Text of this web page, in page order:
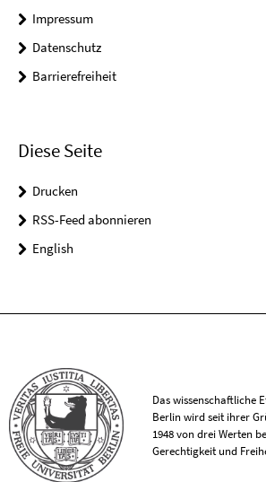
Impressum
Datenschutz
Barrierefreiheit
Diese Seite
Drucken
RSS-Feed abonnieren
English
Das wissenschaftliche
Berlin wird seit ihrer
1948 von drei Werten
Gerechtigkeit und